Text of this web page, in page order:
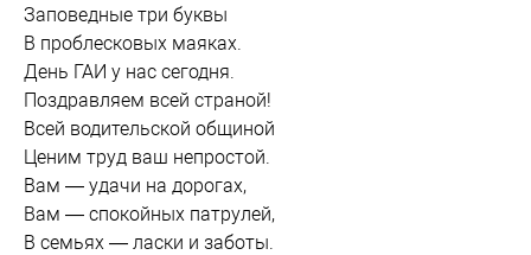
Заповедные три буквы
В проблесковых маяках.
День ГАИ у нас сегодня.
Поздравляем всей страной!
Всей водительской общиной
Ценим труд ваш непростой.
Вам — удачи на дорогах,
Вам — спокойных патрулей,
В семьях — ласки и заботы.